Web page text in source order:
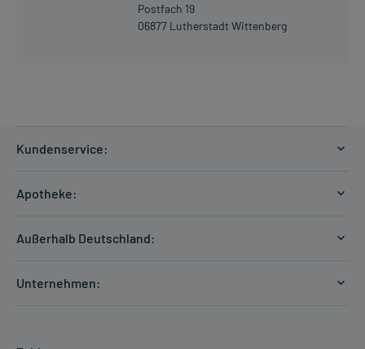
Postfach 19
06877 Lutherstadt Wittenberg
Kundenservice:
Zahlungsarten
Hilfe
Apotheke:
Außerhalb Deutschland:
Unternehmen: